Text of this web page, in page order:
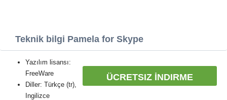
Teknik bilgi Pamela for Skype
ÜCRETSIZ İNDIRME
Yazılım lisansı:
FreeWare
Diller: Türkçe (tr),
Ingilizce